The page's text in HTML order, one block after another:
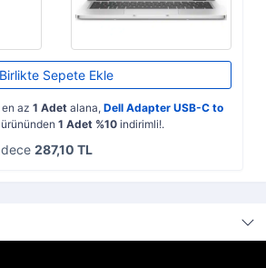
Birlikte Sepete Ekle
az 1 Adet alana, Dell Adapter USB-C to
ürününden 1 Adet %10 indirimli!.
287,10 TL